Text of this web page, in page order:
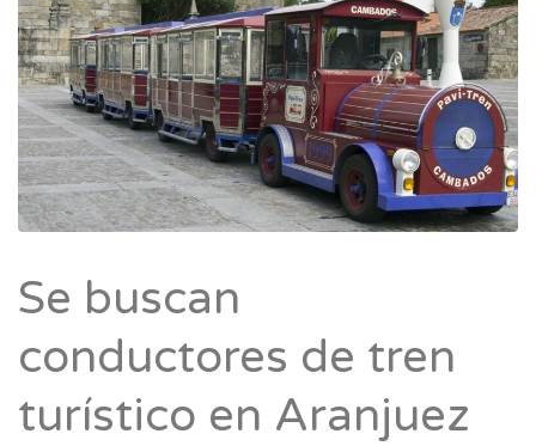
Se buscan
conductores de tren
turístico en Aranjuez